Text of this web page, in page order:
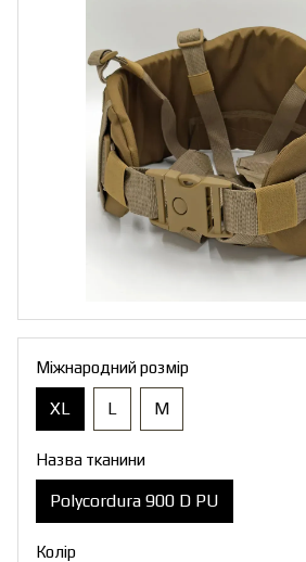
Міжнародний розмір
XL L M
Назва тканини
Polycordura 900 D PU
Колір